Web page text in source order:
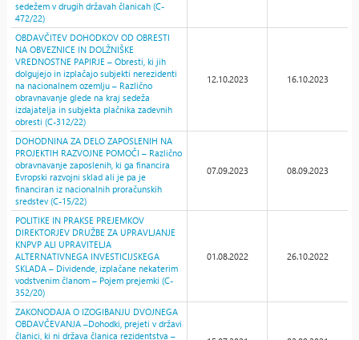
sedežem v drugih državah članicah (C-
472/22)
OBDAVČITEV DOHODKOV OD OBRESTI
NA OBVEZNICE IN DOLŽNIŠKE
VREDNOSTNE PAPIRJE – Obresti, ki jih
dolgujejo in izplačajo subjekti nerezidenti
na nacionalnem ozemlju – Različno
obravnavanje glede na kraj sedeža
izdajatelja in subjekta plačnika zadevnih
obresti (C-312/22)
12.10.2023 16.10.2023
DOHODNINA ZA DELO ZAPOSLENIH NA
PROJEKTIH RAZVOJNE POMOČI – Različno
obravnavanje zaposlenih, ki ga financira
Evropski razvojni sklad ali je pa je
financiran iz nacionalnih proračunskih
sredstev (C-15/22)
07.09.2023 08.09.2023
POLITIKE IN PRAKSE PREJEMKOV
DIREKTORJEV DRUŽBE ZA UPRAVLJANJE
KNPVP ALI UPRAVITELJA
ALTERNATIVNEGA INVESTICIJSKEGA
SKLADA – Dividende, izplačane nekaterim
vodstvenim članom – Pojem prejemki (C-
352/20)
01.08.2022 26.10.2022
ZAKONODAJA O IZOGIBANJU DVOJNEGA
OBDAVČEVANJA –Dohodki, prejeti v državi
članici, ki ni država članica rezidentstva –